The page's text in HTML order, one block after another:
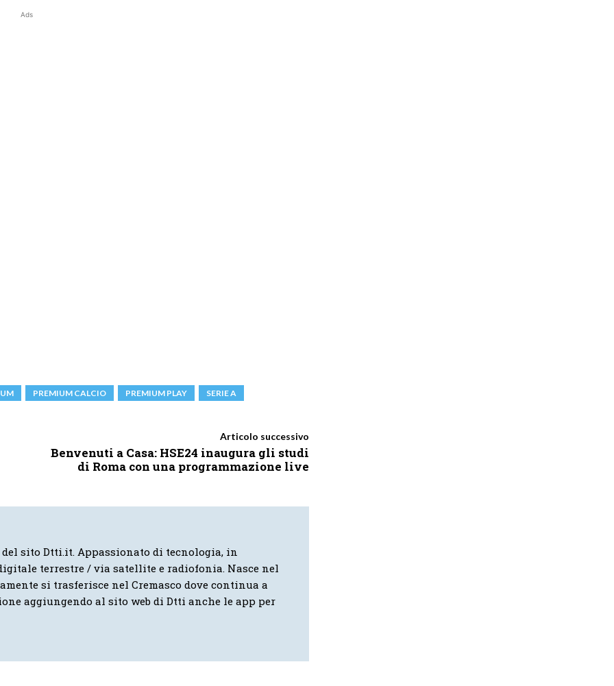
Ads
PREMIUM CALCIO PREMIUM PLAY SERIE A
Articolo successivo
Benvenuti a Casa: HSE24 inaugura gli studi
di Roma con una programmazione live
sito Dtti.it. Appassionato di tecnologia, in
terrestre / via satellite e radiofonia. Nasce nel
si trasferisce nel Cremasco dove continua a
aggiungendo al sito web di Dtti anche le app per